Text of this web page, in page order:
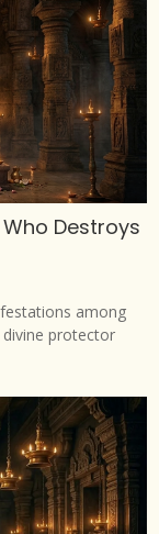
Destroys
among
divine protector